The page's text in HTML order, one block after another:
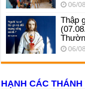
06/
Thập
06/
HẠNH CÁC THÁNH